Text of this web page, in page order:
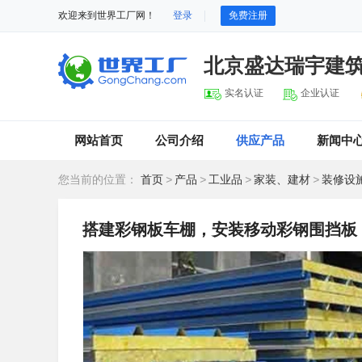
欢迎来到世界工厂网！ 登录 免费注册
北京盛达瑞宇建
实名认证 企业认证
网站首页 公司介绍 供应产品 新闻中
您当前的位置： 首页 > 产品 > 工业品 >家装、建材 >装修设
搭建彩钢板车棚，安装移动彩钢围挡